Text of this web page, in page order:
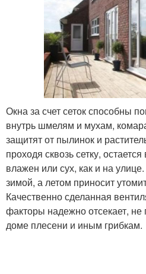
Окна за счет сеток способны
внутрь шмелям и мухам,
защитят от пылинок и
проходя сквозь сетку,
влажен или сух, как и на
зимой, а летом приносит
Качественно сделанная
факторы надежно отсекает, не
доме плесени и иным грибкам.